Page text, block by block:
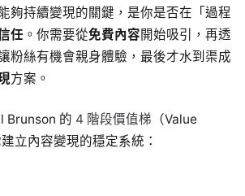
夠持續變現的關鍵，是你是否在「過程
任 。你需要從免費內容開始吸引，再透
粉絲有機會親身體驗，最後才水到渠成
方案。
Brunson 的 4 階段價值梯 （Value
立內容變現的穩定系統：